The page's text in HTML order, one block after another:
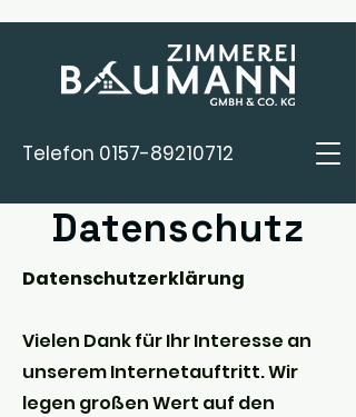
Telefon 0157-89210712
Datenschutz
Datenschutzerklärung
Vielen Dank für Ihr Interesse an
unserem Internetauftritt. Wir
legen großen Wert auf den